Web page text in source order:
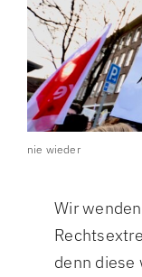
nie wieder
Wir
denn diese